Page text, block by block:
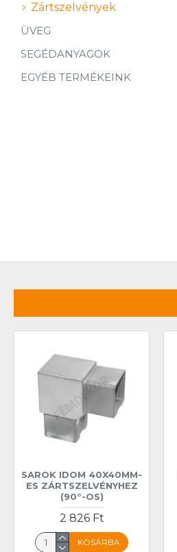
Zártszelvények
ÜVEG
SEGÉDANYAGOK
EGYÉB TERMÉKEINK
SAROK IDOM 40X40MM-
ES ZÁRTSZELVÉNYHEZ
(90°-OS)
2 826 Ft
KOSÁRBA